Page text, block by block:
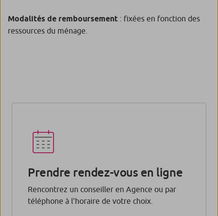
Modalités de remboursement : fixées en fonction des
ressources du ménage.
Prendre rendez-vous en ligne
Rencontrez un conseiller en Agence ou par
téléphone à l'horaire de votre choix.